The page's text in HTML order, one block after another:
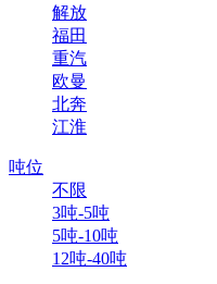
解放
福田
重汽
欧曼
北奔
江淮
吨位
不限
3吨-5吨
5吨-10吨
12吨-40吨